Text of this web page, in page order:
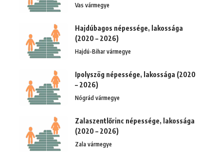
Vas vármegye
Hajdúbagos népessége, lakossága
(2020 – 2026)
Hajdú-Bihar vármegye
Ipolyszög népessége, lakossága (2020
– 2026)
Nógrád vármegye
Zalaszentlőrinc népessége, lakossága
(2020 – 2026)
Zala vármegye